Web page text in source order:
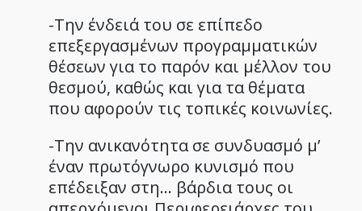
-Την ένδειά του σε επίπεδο
επεξεργασμένων προγραμματικών
θέσεων για το παρόν και μέλλον του
θεσμού, καθώς και για τα θέματα
που αφορούν τις τοπικές κοινωνίες.
-Την ανικανότητα σε συνδυασμό μ’
έναν πρωτόγνωρο κυνισμό που
επέδειξαν στη… βάρδια τους οι